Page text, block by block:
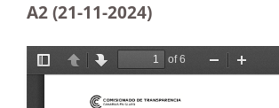
A2 (21-11-2024)